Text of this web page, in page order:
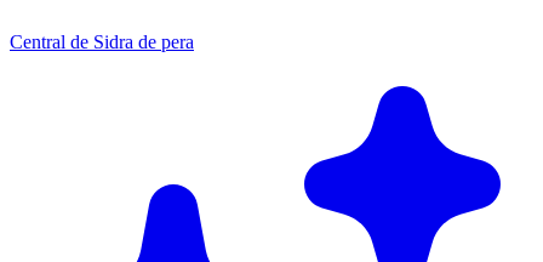
Central de Sidra de pera